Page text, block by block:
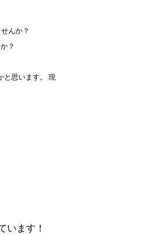
んか？
？
と思います。 現
います！